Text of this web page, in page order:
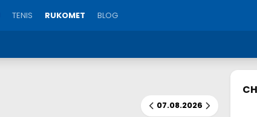
TENIS RUKOMET BLOG
07.08.2026